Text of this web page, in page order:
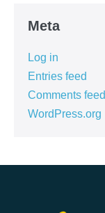
Meta
Log in
Entries feed
Comments feed
WordPress.org